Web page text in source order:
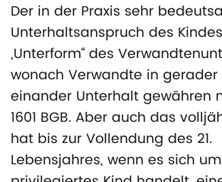
Der in der Praxis sehr
Unterhaltsanspruch des
„Unterform“ des
wonach Verwandte in gerader
einander Unterhalt gewähren
1601 BGB. Aber auch das
hat bis zur Vollendung des 21.
Lebensjahres, wenn es sich